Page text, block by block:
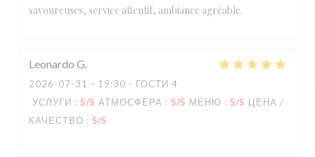
savoureuses, service attentif, ambiance agréable.
Leonardo G
2026-07-31 - 19:30 - ГОСТИ 4
УСЛУГИ : 5/5 АТМОСФЕРА : 5/5 МЕНЮ : 5/5 ЦЕНА /
КАЧЕСТВО : 5/5